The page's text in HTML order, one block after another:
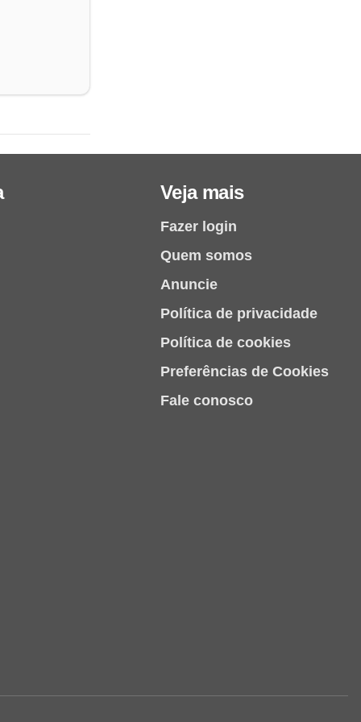
Veja mais
Fazer login
Quem somos
Anuncie
Política de privacidade
Política de cookies
Preferências de Cookies
Fale conosco